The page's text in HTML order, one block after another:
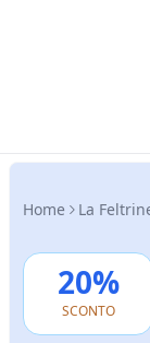
Home La
20%
SCONTO